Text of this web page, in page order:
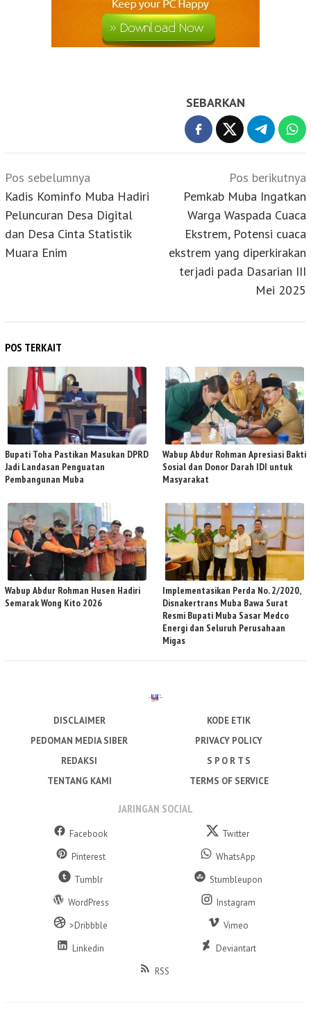
SEBARKAN
Navigasi
pos
Pos sebelumnya
Kadis Kominfo Muba Hadiri
Peluncuran Desa Digital
dan Desa Cinta Statistik
Muara Enim
Pos berikutnya
Pemkab Muba Ingatkan
Warga Waspada Cuaca
Ekstrem, Potensi cuaca
ekstrem yang diperkirakan
terjadi pada Dasarian III
Mei 2025
POS TERKAIT
Bupati Toha Pastikan Masukan DPRD
Jadi Landasan Penguatan
Pembangunan Muba
Wabup Abdur Rohman Apresiasi Bakti
Sosial dan Donor Darah IDI untuk
Masyarakat
Wabup Abdur Rohman Husen Hadiri
Semarak Wong Kito 2026
Implementasikan Perda No. 2/2020,
Disnakertrans Muba Bawa Surat
Resmi Bupati Muba Sasar Medco
Energi dan Seluruh Perusahaan
Migas
DISCLAIMER
KODE ETIK
PEDOMAN MEDIA SIBER
PRIVACY POLICY
REDAKSI
S P O R T S
TENTANG KAMI
TERMS OF SERVICE
JARINGAN SOCIAL
Facebook
Twitter
Pinterest
WhatsApp
Tumblr
Stumbleupon
WordPress
Instagram
>Dribbble
Vimeo
Linkedin
Deviantart
RSS